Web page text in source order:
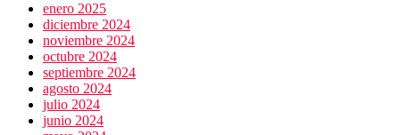
enero 2025
diciembre 2024
noviembre 2024
octubre 2024
septiembre 2024
agosto 2024
julio 2024
junio 2024